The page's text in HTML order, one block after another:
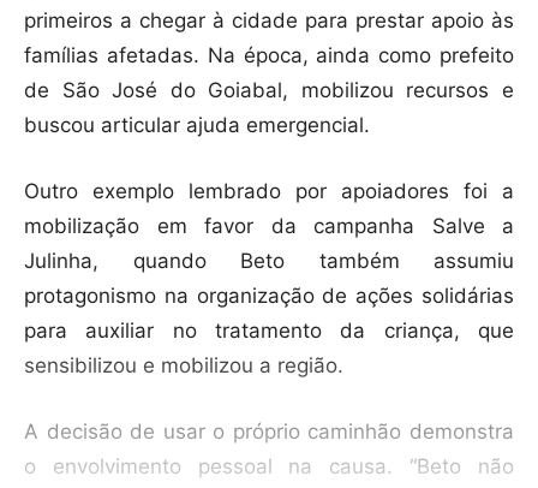
primeiros a chegar à cidade para prestar apoio às
famílias afetadas. Na época, ainda como prefeito
de São José do Goiabal, mobilizou recursos e
buscou articular ajuda emergencial.
Outro exemplo lembrado por apoiadores foi a
mobilização em favor da campanha Salve a
Julinha, quando Beto também assumiu
protagonismo na organização de ações solidárias
para auxiliar no tratamento da criança, que
sensibilizou e mobilizou a região.
A decisão de usar o próprio caminhão demonstra
o envolvimento pessoal na causa. “Beto não